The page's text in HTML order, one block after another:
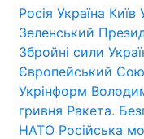
Росія Україна Київ
Зеленський
Збройні сили
Європейський
Укрінформ
гривня Ракета.
НАТО Російська